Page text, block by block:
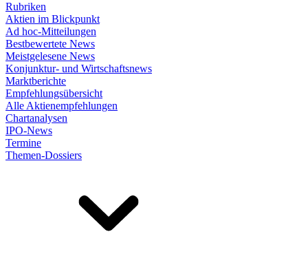
Rubriken
Aktien im Blickpunkt
Ad hoc-Mitteilungen
Bestbewertete News
Meistgelesene News
Konjunktur- und Wirtschaftsnews
Marktberichte
Empfehlungsübersicht
Alle Aktienempfehlungen
Chartanalysen
IPO-News
Termine
Themen-Dossiers